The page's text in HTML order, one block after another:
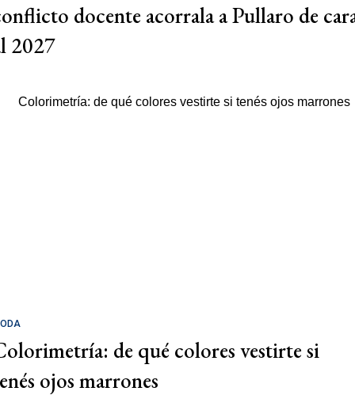
docente acorrala a Pullaro de
2027
de qué colores vestirte si
ojos marrones